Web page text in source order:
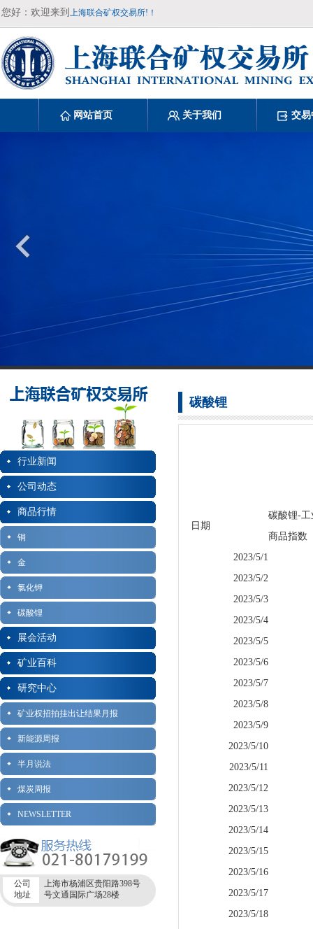
您好：欢迎来到 上海联合矿权交易所!！
网站首页 关于我们 交易
行业新闻
公司动态
商品行情
铜
金
氯化钾
碳酸锂
展会活动
矿业百科
研究中心
矿业权招拍挂出让结果月报
新能源周报
半月说法
煤炭周报
NEWSLETTER
公司
地址
上海市杨浦区贵阳路398号
号文通国际广场28楼
碳酸锂
日期
碳酸锂-工
商品指数
2023/5/1
2023/5/2
2023/5/3
2023/5/4
2023/5/5
2023/5/6
2023/5/7
2023/5/8
2023/5/9
2023/5/10
2023/5/11
2023/5/12
2023/5/13
2023/5/14
2023/5/15
2023/5/16
2023/5/17
2023/5/18